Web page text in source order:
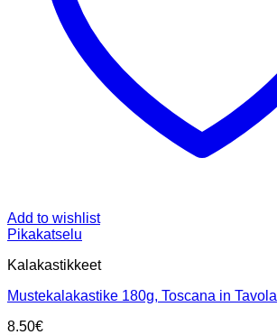
Add to wishlist
Pikakatselu
Kalakastikkeet
Mustekalakastike 180g, Toscana in Tavola
8.50€